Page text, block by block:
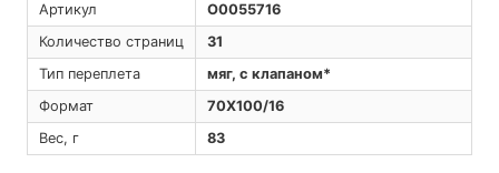
Артикул
O0055716
Количество страниц
31
Тип переплета
мяг, с клапаном*
Формат
70Х100/16
Вес, г
83